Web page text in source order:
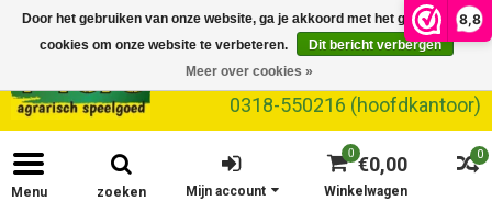
8,8
0318-550216 (hoofdkantoor)
Menu zoeken
0
0 €0,00
Winkelwagen
Mijn account
Door het gebruiken van onze website, ga je akkoord met het gebruik van
cookies om onze website te verbeteren.
Dit bericht verbergen
Meer over cookies »